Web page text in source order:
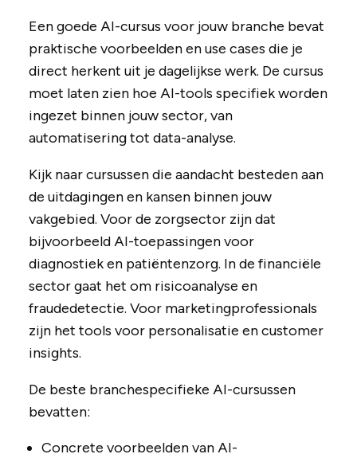
Een goede AI-cursus voor jouw branche bevat
praktische voorbeelden en use cases die je
direct herkent uit je dagelijkse werk. De cursus
moet laten zien hoe AI-tools specifiek worden
ingezet binnen jouw sector, van
automatisering tot data-analyse.
Kijk naar cursussen die aandacht besteden aan
de uitdagingen en kansen binnen jouw
vakgebied. Voor de zorgsector zijn dat
bijvoorbeeld AI-toepassingen voor
diagnostiek en patiëntenzorg. In de financiële
sector gaat het om risicoanalyse en
fraudedetectie. Voor marketingprofessionals
zijn het tools voor personalisatie en customer
insights.
De beste branchespecifieke AI-cursussen
bevatten:
Concrete voorbeelden van AI-